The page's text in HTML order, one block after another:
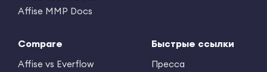
Affise MMP Docs
Compare
Affise vs Everflow
Быстрые ссылки
Пресса